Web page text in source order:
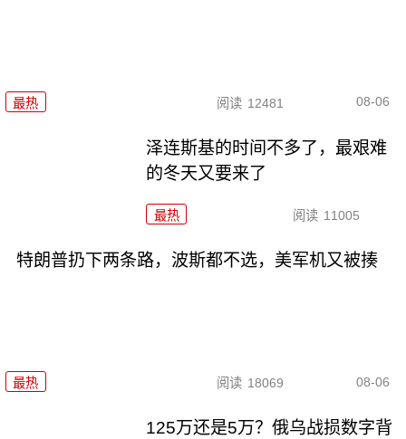
最热 阅读 12481 08-06
泽连斯基的时间不多了，最艰难
的冬天又要来了
最热 阅读 11005
特朗普扔下两条路，波斯都不选，美军机又被揍
最热 阅读 18069 08-06
125万还是5万？俄乌战损数字背